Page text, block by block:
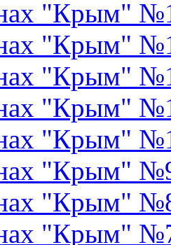
"Крым"
"Крым"
"Крым"
"Крым"
"Крым"
"Крым"
"Крым"
"Крым"